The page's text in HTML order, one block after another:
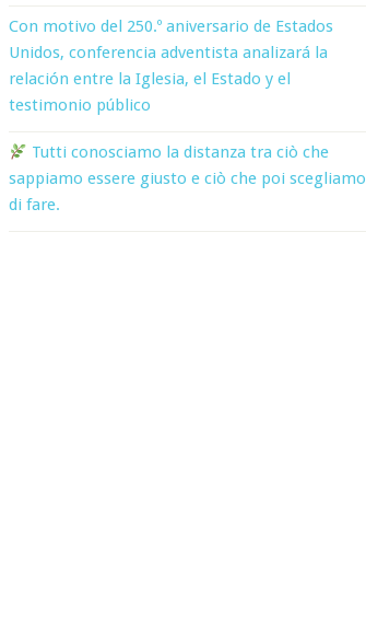
Con motivo del 250.º aniversario de Estados
Unidos, conferencia adventista analizará la
relación entre la Iglesia, el Estado y el
testimonio público
Tutti conosciamo la distanza tra ciò che
sappiamo essere giusto e ciò che poi scegliamo
di fare.